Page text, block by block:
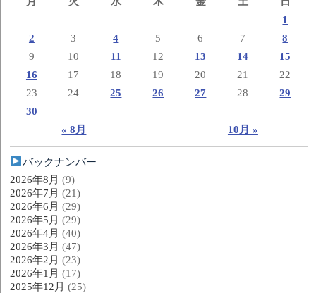
« 8月 10月 »
1
2
3 4 5 6 7
8
9
10 11 12 13 14
15
16
17 18 19 20 21
22
23
24 25 26 27 28
29
30
バックナンバー
2026年8月 (9)
2026年7月 (21)
2026年6月 (29)
2026年5月 (29)
2026年4月 (40)
2026年3月 (47)
2026年2月 (23)
2026年1月 (17)
2025年12月 (25)